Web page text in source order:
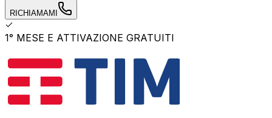
RICHIAMAMI
1° MESE E ATTIVAZIONE GRATUITI